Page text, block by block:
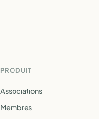
PRODUIT
Associations
Membres